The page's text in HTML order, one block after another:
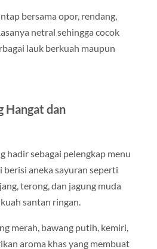
bersama opor, rendang,
netral sehingga cocok
lauk berkuah maupun
Hangat dan
hadir sebagai pelengkap menu
berisi aneka sayuran seperti
terong, dan jagung muda
santan ringan.
merah, bawang putih, kemiri,
aroma khas yang membuat